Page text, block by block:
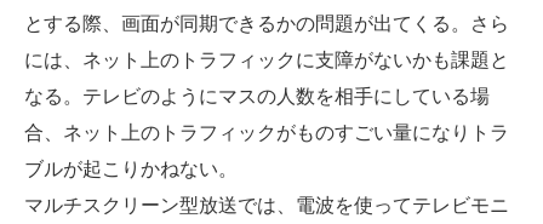
とする際、画面が同期できるかの問題が出てくる。さら
には、ネット上のトラフィックに支障がないかも課題と
なる。テレビのようにマスの人数を相手にしている場
合、ネット上のトラフィックがものすごい量になりトラ
ブルが起こりかねない。
マルチスクリーン型放送では、電波を使ってテレビモニ